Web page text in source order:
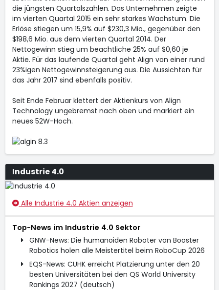
die jüngsten Quartalszahlen. Das Unternehmen zeigte
im vierten Quartal 2015 ein sehr starkes Wachstum. Die
Erlöse stiegen um 15,9% auf $230,3 Mio., gegenüber den
$198,6 Mio. aus dem vierten Quartal 2014. Der
Nettogewinn stieg um beachtliche 25% auf $0,60 je
Aktie. Für das laufende Quartal geht Align von einer rund
23%igen Nettogewinnsteigerung aus. Die Aussichten für
das Jahr 2017 sind ebenfalls positiv.
Seit Ende Februar klettert der Aktienkurs von Align
Technology ungebremst nach oben und markiert ein
neues 52W-Hoch.
Industrie 4.0
Alle Industrie 4.0 Aktien anzeigen
Top-News im Industrie 4.0 Sektor
GNW-News: Die humanoiden Roboter von Booster
Robotics holen alle Meistertitel beim RoboCup 2026
EQS-News: CUHK erreicht Platzierung unter den 20
besten Universitäten bei den QS World University
Rankings 2027 (deutsch)